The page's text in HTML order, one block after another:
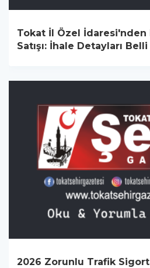
Tokat İl Özel İdaresi'nden
Satışı: İhale Detayları
2026 Zorunlu Trafik